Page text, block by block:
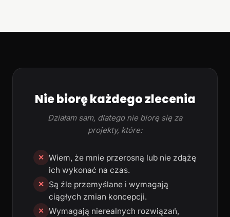
Nie biorę każdego zlecenia
Działam sam, dlatego nie biorę się za
projekty, które:
✕ Wiem, że mnie przerosną lub nie zdążę
ich wykonać na czas.
✕
Są źle przemyślane i wymagają
ciągłych zmian koncepcji.
✕ Wymagają nierealnych rozwiązań,